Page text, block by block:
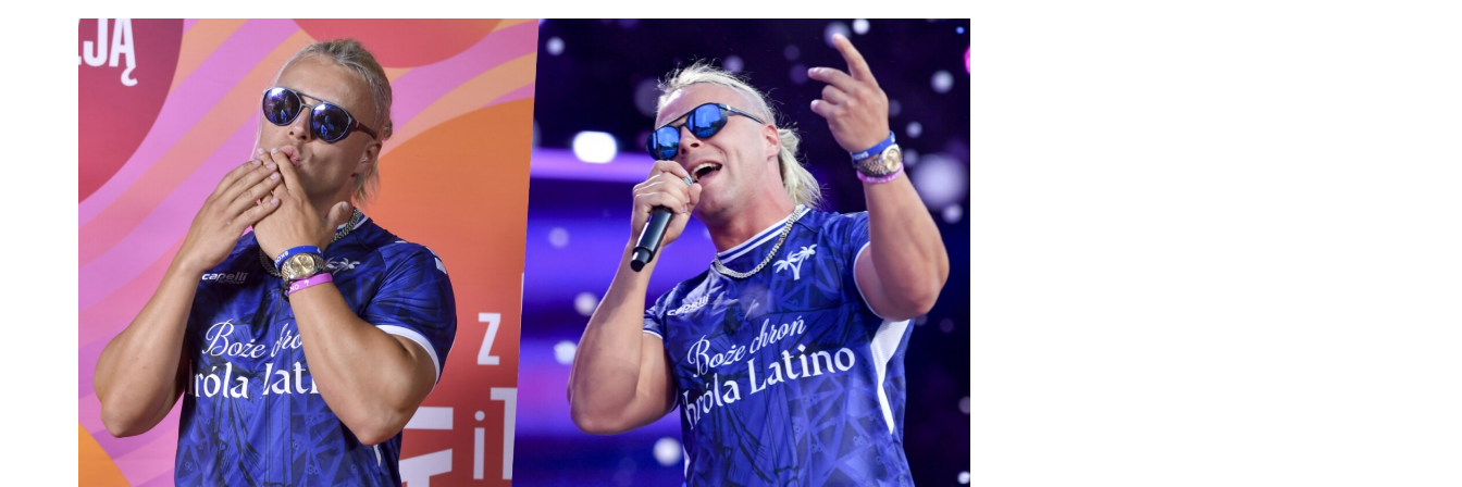
Mało kto wiedział o tej historii Dawida Kwiatkowskiego. Chodzi o
Justina Biebera
W trakcie wakacyjnej trasy koncertowej Dawid Kwiatkowskichętnie dzieli się z
publicznością historiami ze swojego życia. Nagrania z jego występów błyskawicznie trafiają
naTikToka, gdzie osiągają setki tysięcy wyświetleń. Tym razem artysta postanowił
opowiedzieć fanom o niezwykłym spotkaniu z idolem swojego dzieciństwa –
Justinem
Bieberem
„Justin Bieber, pierwszy koncert Justina Biebera w Polsce to było w Krakowie i w Radio
Eska były do wygrania bilety. No, ja nie miałem kasy, a mega chciałem być na tym
koncercie. No i tam trzeba było, już nie pamiętam dokładnie, ale przerobić jakąś
piosenkę Justina Biebera, ze swoim tekstem po prostu, jego utwór . Kompletnie nie
pamiętam już tego co ja to stworzyłem. Tylko pamiętam początek: “Jestem Dawid, nad
siedemnaście, moja muzyka nigdy nie wygaśnie”, coś tam, coś tam” – powiedział do
publiczności.